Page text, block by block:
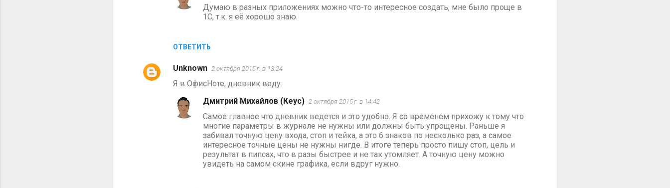
ОТВЕТИТЬ
Думаю в разных приложениях можно что-то интересное создать, мне было проще в
1С, т.к. я её хорошо знаю.
Unknown 2 октября 2015 г. в 13:24
Я в ОфисНоте, дневник веду.
Дмитрий Михайлов (Кеус) 2 октября 2015 г. в 14:42
Самое главное что дневник ведется и это удобно. Я со временем прихожу к тому что
многие параметры в журнале не нужны или должны быть упрощены. Раньше я
забивал точную цену входа, стоп и тейка, а это 6 знаков по несколько раз, а самое
интересное точные цены не нужны нигде. В итоге теперь просто пишу стоп, цель и
результат в пипсах, что в разы быстрее и не так утомляет. А точную цену можно
увидеть на самом скине графика, если вдруг нужно.